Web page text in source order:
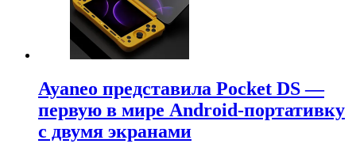
Ayaneo представила Pocket DS —
первую в мире Android-портативку
с двумя экранами